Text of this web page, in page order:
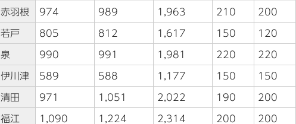
赤羽根 974 989 1,963 210 200
若戸 805 812 1,617 150 120
泉 990 991 1,981 220 220
伊川津 589 588 1,177 150 150
清田 971 1,051 2,022 190 200
福江 1,090 1,224 2,314 200 200